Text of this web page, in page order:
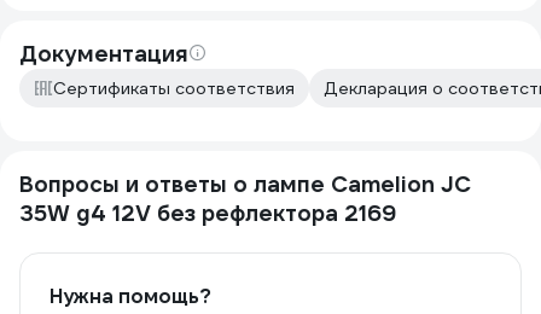
Документация
Сертификаты соответствия Декларация о
Вопросы и ответы о лампе Camelion JC
35W g4 12V без рефлектора 2169
Нужна помощь?